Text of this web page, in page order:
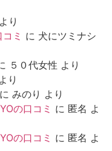
より
ミ に 犬にツミナシ
５０代女性 より
より
に みのり より
の口コミ に 匿名 よ
の口コミ に 匿名 よ